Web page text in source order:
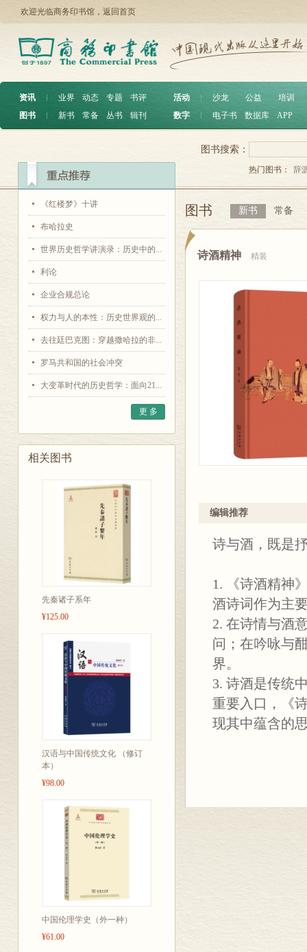
欢迎光临商务印书馆， 返回首页
资讯 ︱ 业界 动态 专题
书评
图书
︱ 新书 常备 丛书 辑刊
活动 沙龙 公益
培训
数字
电子书 数据库 APP
《红楼梦》十讲
布哈拉史
世界历史哲学讲演录：历史中的...
利论
企业合规总论
权力与人的本性：历史世界观的...
去往廷巴克图：穿越撒哈拉的非...
罗马共和国的社会冲突
大变革时代的历史哲学：面向21...
更 多
相关图书
先秦诸子系年
¥125.00
汉语与中国传统文化 （修订
本）
¥98.00
中国伦理学史（外一种）
¥61.00
图书搜索：
热门图书： 辞
图书 新书 常备
诗酒精神 精装
编辑推荐
诗与酒，既是
1. 《诗酒精神
酒诗词作为主
2. 在诗情与酒
问；在吟咏与
界。
3. 诗酒是传统
重要入口，《
现其中蕴含的